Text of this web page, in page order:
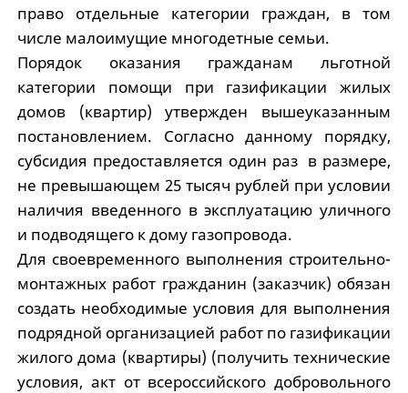
право отдельные категории граждан, в том
числе малоимущие многодетные семьи.
Порядок оказания гражданам льготной
категории помощи при газификации жилых
домов (квартир) утвержден вышеуказанным
постановлением. Согласно данному порядку,
субсидия предоставляется один раз в размере,
не превышающем 25 тысяч рублей при условии
наличия введенного в эксплуатацию уличного
и подводящего к дому газопровода.
Для своевременного выполнения строительно-
монтажных работ гражданин (заказчик) обязан
создать необходимые условия для выполнения
подрядной организацией работ по газификации
жилого дома (квартиры) (получить технические
условия, акт от всероссийского добровольного